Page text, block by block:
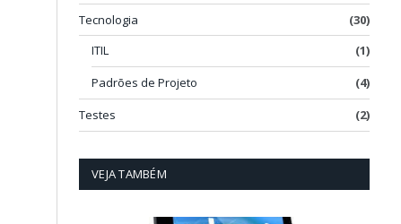
Tecnologia
(30)
ITIL
(1)
Padrões de Projeto
(4)
Testes
(2)
VEJA TAMBÉM